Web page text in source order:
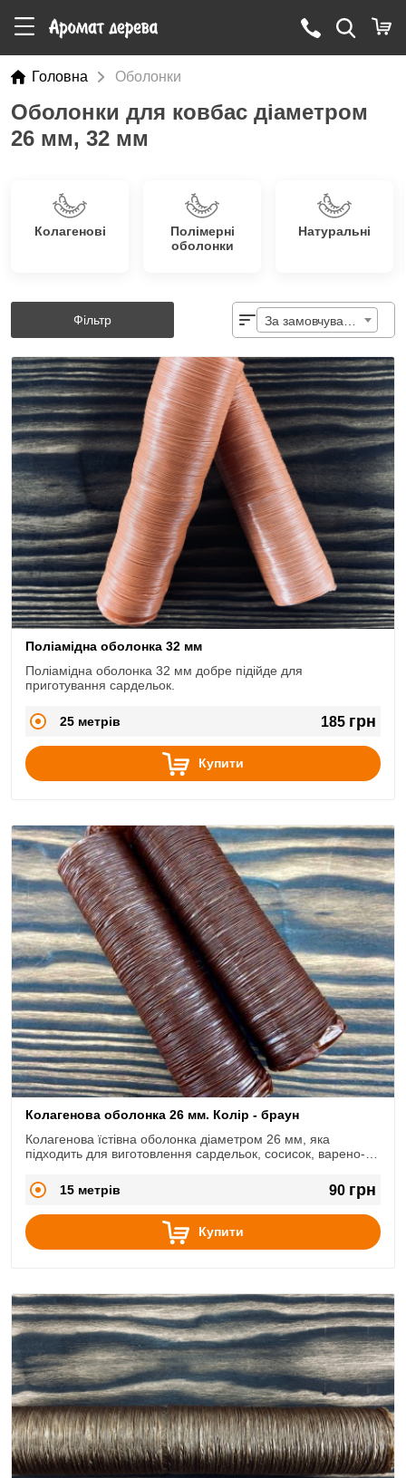
Головна Оболонки
Оболонки для ковбас діаметром
26 мм, 32 мм
Колагенові
Полімерні
оболонки
Натуральні
Фільтр
Поліамідна оболонка 32 мм
Поліамідна оболонка 32 мм добре підійде для
приготування сардельок.
25 метрів 185 грн
Купити
Колагенова оболонка 26 мм. Колір - браун
Колагенова їстівна оболонка діаметром 26 мм, яка
підходить для виготовлення сардельок, сосисок, варено-
15 метрів
90 грн
Купити